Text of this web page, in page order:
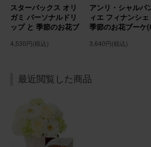
アレンジメント(ピンク) Sサイズ
用途：
誕生日
友人母の誕生日プレゼントに贈らせてい
部屋が華やかになったと喜んで貰えまし
アレンジメント(ピンク)Sサイズ
スターバックス オリ
ガミ パーソナルドリ
ップ と 季節のお花ブ
youカード付き
4,530円(税込)
アンリ・シャルパ
ィエ フィナンシェ
季節のお花ブーケ
ド付き
3,640円(税込)
最近閲覧した商品